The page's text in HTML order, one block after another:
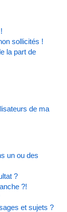
sollicités !
la part de
de ma
un ou des
?
?!
et sujets ?